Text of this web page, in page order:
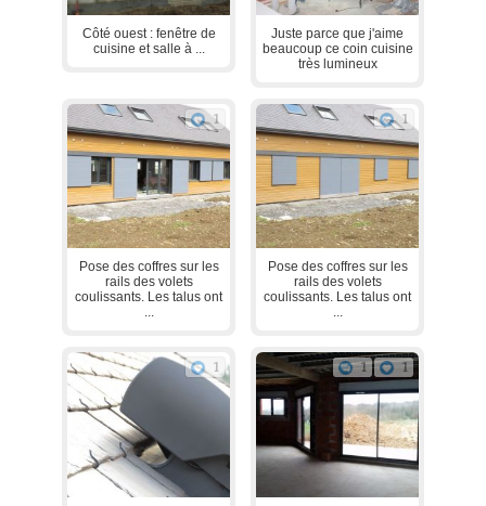
Côté ouest : fenêtre de
cuisine et salle à ...
Juste parce que j'aime
beaucoup ce coin cuisine
très lumineux
1
Pose des coffres sur les
rails des volets
coulissants. Les talus ont
...
1
Pose des coffres sur les
rails des volets
coulissants. Les talus ont
...
1 1 1